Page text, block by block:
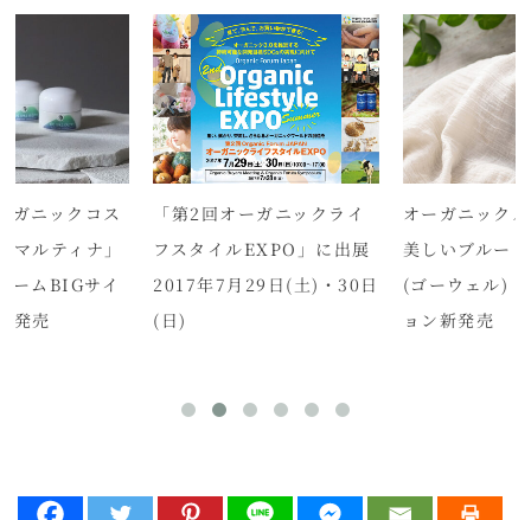
ガニックコス
マルティナ」
ームBIGサイ
発売
「第2回オーガニックライ
フスタイルEXPO」に出展
2017年7月29日(土)・30日
(日)
オーガニック
美しいブルー
(ゴーウェル)
ョン新発売